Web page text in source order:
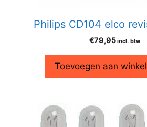
Philips CD104 elco
€79,95 incl. btw
Toevoegen aan